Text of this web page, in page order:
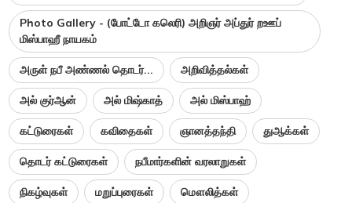
Photo Gallery - (போட்டோ கலெரி) அறிஞர் அப்துர் றஊப்
மிஸ்பாஹீ நாயகம்
அருள் நபீ அண்ணல் தொடர்... அறிவித்தல்கள்
அல் குர்ஆன் அல் மிஷ்காத் அல் மிஸ்பாஹ்
கட்டுரைகள் கவிதைகள் ஞானத்தந்தி துஆக்கள்
தொடர் கட்டுரைகள் நபீமார்களின் வரலாறுகள்
நிகழ்வுகள் மறுப்புரைகள் மௌலித்கள்